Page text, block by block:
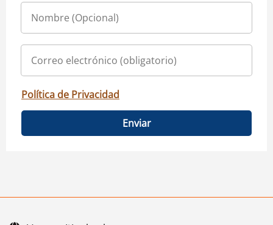
Política de Privacidad
Enviar